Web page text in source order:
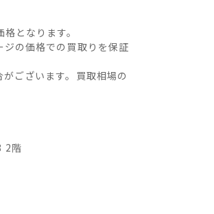
となります。
の価格での買取りを保証
ございます。買取相場の
2階